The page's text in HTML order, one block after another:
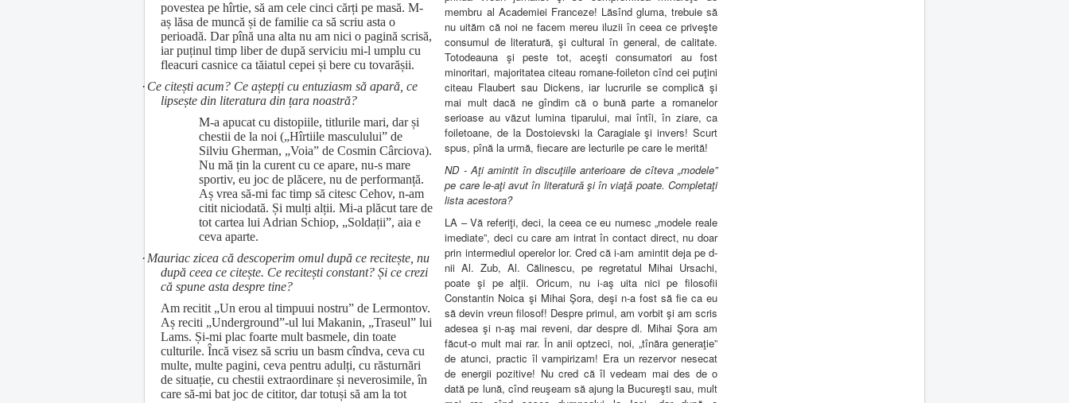
povestea pe hîrtie, să am cele cinci cărți pe masă. M-
aș lăsa de muncă și de familie ca să scriu asta o
perioadă. Dar pînă una alta nu am nici o pagină scrisă,
iar puținul timp liber de după serviciu mi-l umplu cu
fleacuri casnice ca tăiatul cepei și bere cu tovarășii.
· Ce citești acum? Ce aștepți cu entuziasm să apară, ce
lipsește din literatura din țara noastră?
M-a apucat cu distopiile, titlurile mari, dar și
chestii de la noi („Hîrtiile masculului” de
Silviu Gherman, „Voia” de Cosmin Cârciova).
Nu mă țin la curent cu ce apare, nu-s mare
sportiv, eu joc de plăcere, nu de performanță.
Aș vrea să-mi fac timp să citesc Cehov, n-am
citit niciodată. Și mulți alții. Mi-a plăcut tare de
tot cartea lui Adrian Schiop, „Soldații”, aia e
ceva aparte.
·Mauriac zicea că descoperim omul după ce recitește, nu
după ceea ce citește. Ce recitești constant? Și ce crezi
că spune asta despre tine?
Am recitit „Un erou al timpuui nostru” de Lermontov.
Aș reciti „Underground”-ul lui Makanin, „Traseul” lui
Lams. Și-mi plac foarte mult basmele, din toate
culturile. Încă visez să scriu un basm cîndva, ceva cu
multe, multe pagini, ceva pentru adulți, cu răsturnări
de situație, cu chestii extraordinare și neverosimile, în
care să-mi bat joc de cititor, dar totuși să am la tot
membru al Academiei Franceze! Lăsînd gluma, trebuie să
nu uităm că noi ne facem mereu iluzii în ceea ce priveşte
consumul de literatură, şi cultural în general, de calitate.
Totodeauna şi peste tot, aceşti consumatori au fost
minoritari, majoritatea citeau romane-foileton cînd cei puţini
citeau Flaubert sau Dickens, iar lucrurile se complică şi
mai mult dacă ne gîndim că o bună parte a romanelor
serioase au văzut lumina tiparului, mai întîi, în ziare, ca
foiletoane, de la Dostoievski la Caragiale şi invers! Scurt
spus, pînă la urmă, fiecare are lecturile pe care le merită!
ND - Aţi amintit în discuţiile anterioare de cîteva „modele”
pe care le-aţi avut în literatură şi în viaţă poate. Completaţi
lista acestora?
LA – Vă referiţi, deci, la ceea ce eu numesc „modele reale
imediate”, deci cu care am intrat în contact direct, nu doar
prin intermediul operelor lor. Cred că i-am amintit deja pe d-
nii Al. Zub, Al. Călinescu, pe regretatul Mihai Ursachi,
poate şi pe alţii. Oricum, nu i-aş uita nici pe filosofii
Constantin Noica şi Mihai Şora, deşi n-a fost să fie ca eu
să devin vreun filosof! Despre primul, am vorbit şi am scris
adesea şi n-aş mai reveni, dar despre dl. Mihai Şora am
făcut-o mult mai rar. În anii optzeci, noi, „tînăra generaţie”
de atunci, practic îl vampirizam! Era un rezervor nesecat
de energii pozitive! Nu cred că îl vedeam mai des de o
dată pe lună, cînd reuşeam să ajung la Bucureşti sau, mult